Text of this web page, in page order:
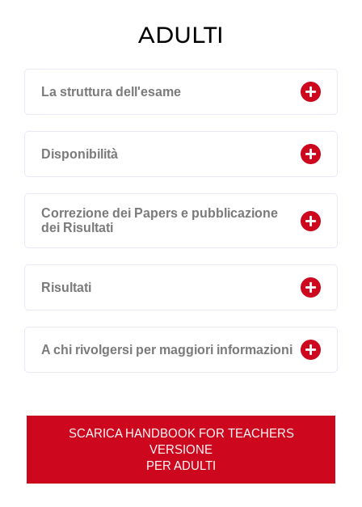
ADULTI
La struttura dell'esame
Disponibilità
Correzione dei Papers e pubblicazione
dei Risultati
Risultati
A chi rivolgersi per maggiori informazioni
SCARICA HANDBOOK FOR TEACHERS
VERSIONE
PER ADULTI